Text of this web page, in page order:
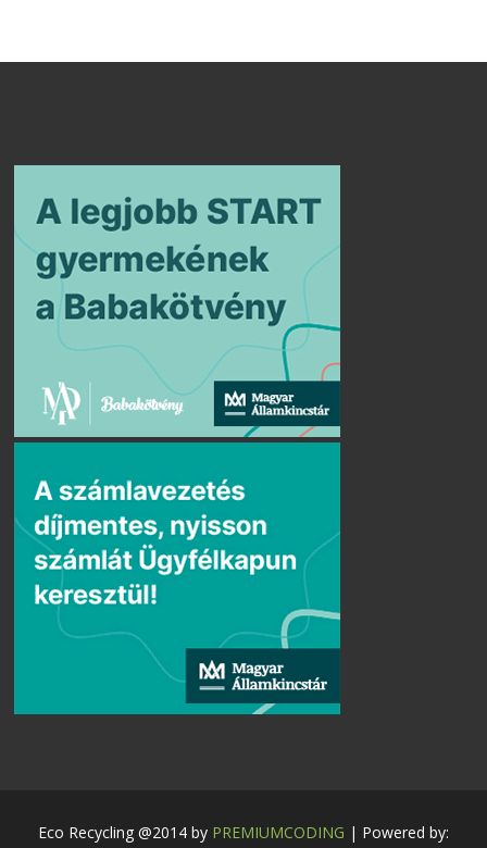
Eco Recycling @2014 by PREMIUMCODING | Powered by: